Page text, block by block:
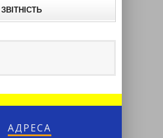
АДРЕСА